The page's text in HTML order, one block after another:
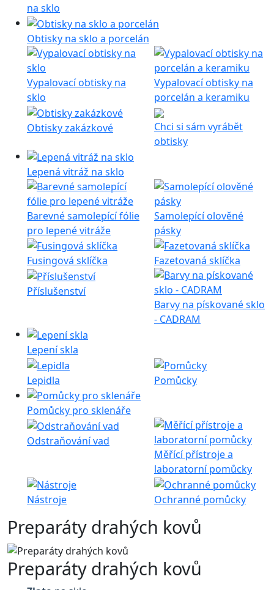
na sklo
Obtisky na sklo a porcelán
Vypalovací obtisky na
sklo
Vypalovací obtisky na
porcelán a keramiku
Obtisky zakázkové
Chci si sám vyrábět
obtisky
Lepená vitráž na sklo
Barevné samolepící fólie
pro lepené vitráže
Samolepící olověné
pásky
Fusingová sklíčka Fazetovaná sklíčka
Příslušenství
Barvy na pískované sklo
- CADRAM
Lepení skla
Lepidla Pomůcky
Pomůcky pro sklenáře
Odstraňování vad
Měřící přístroje a
laboratorní pomůcky
Nástroje Ochranné pomůcky
Preparáty drahých kovů
Preparáty drahých kovů